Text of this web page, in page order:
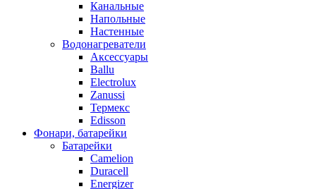
Канальные
Напольные
Настенные
Водонагреватели
Аксессуары
Ballu
Electrolux
Zanussi
Термекс
Edisson
Фонари, батарейки
Батарейки
Camelion
Duracell
Energizer